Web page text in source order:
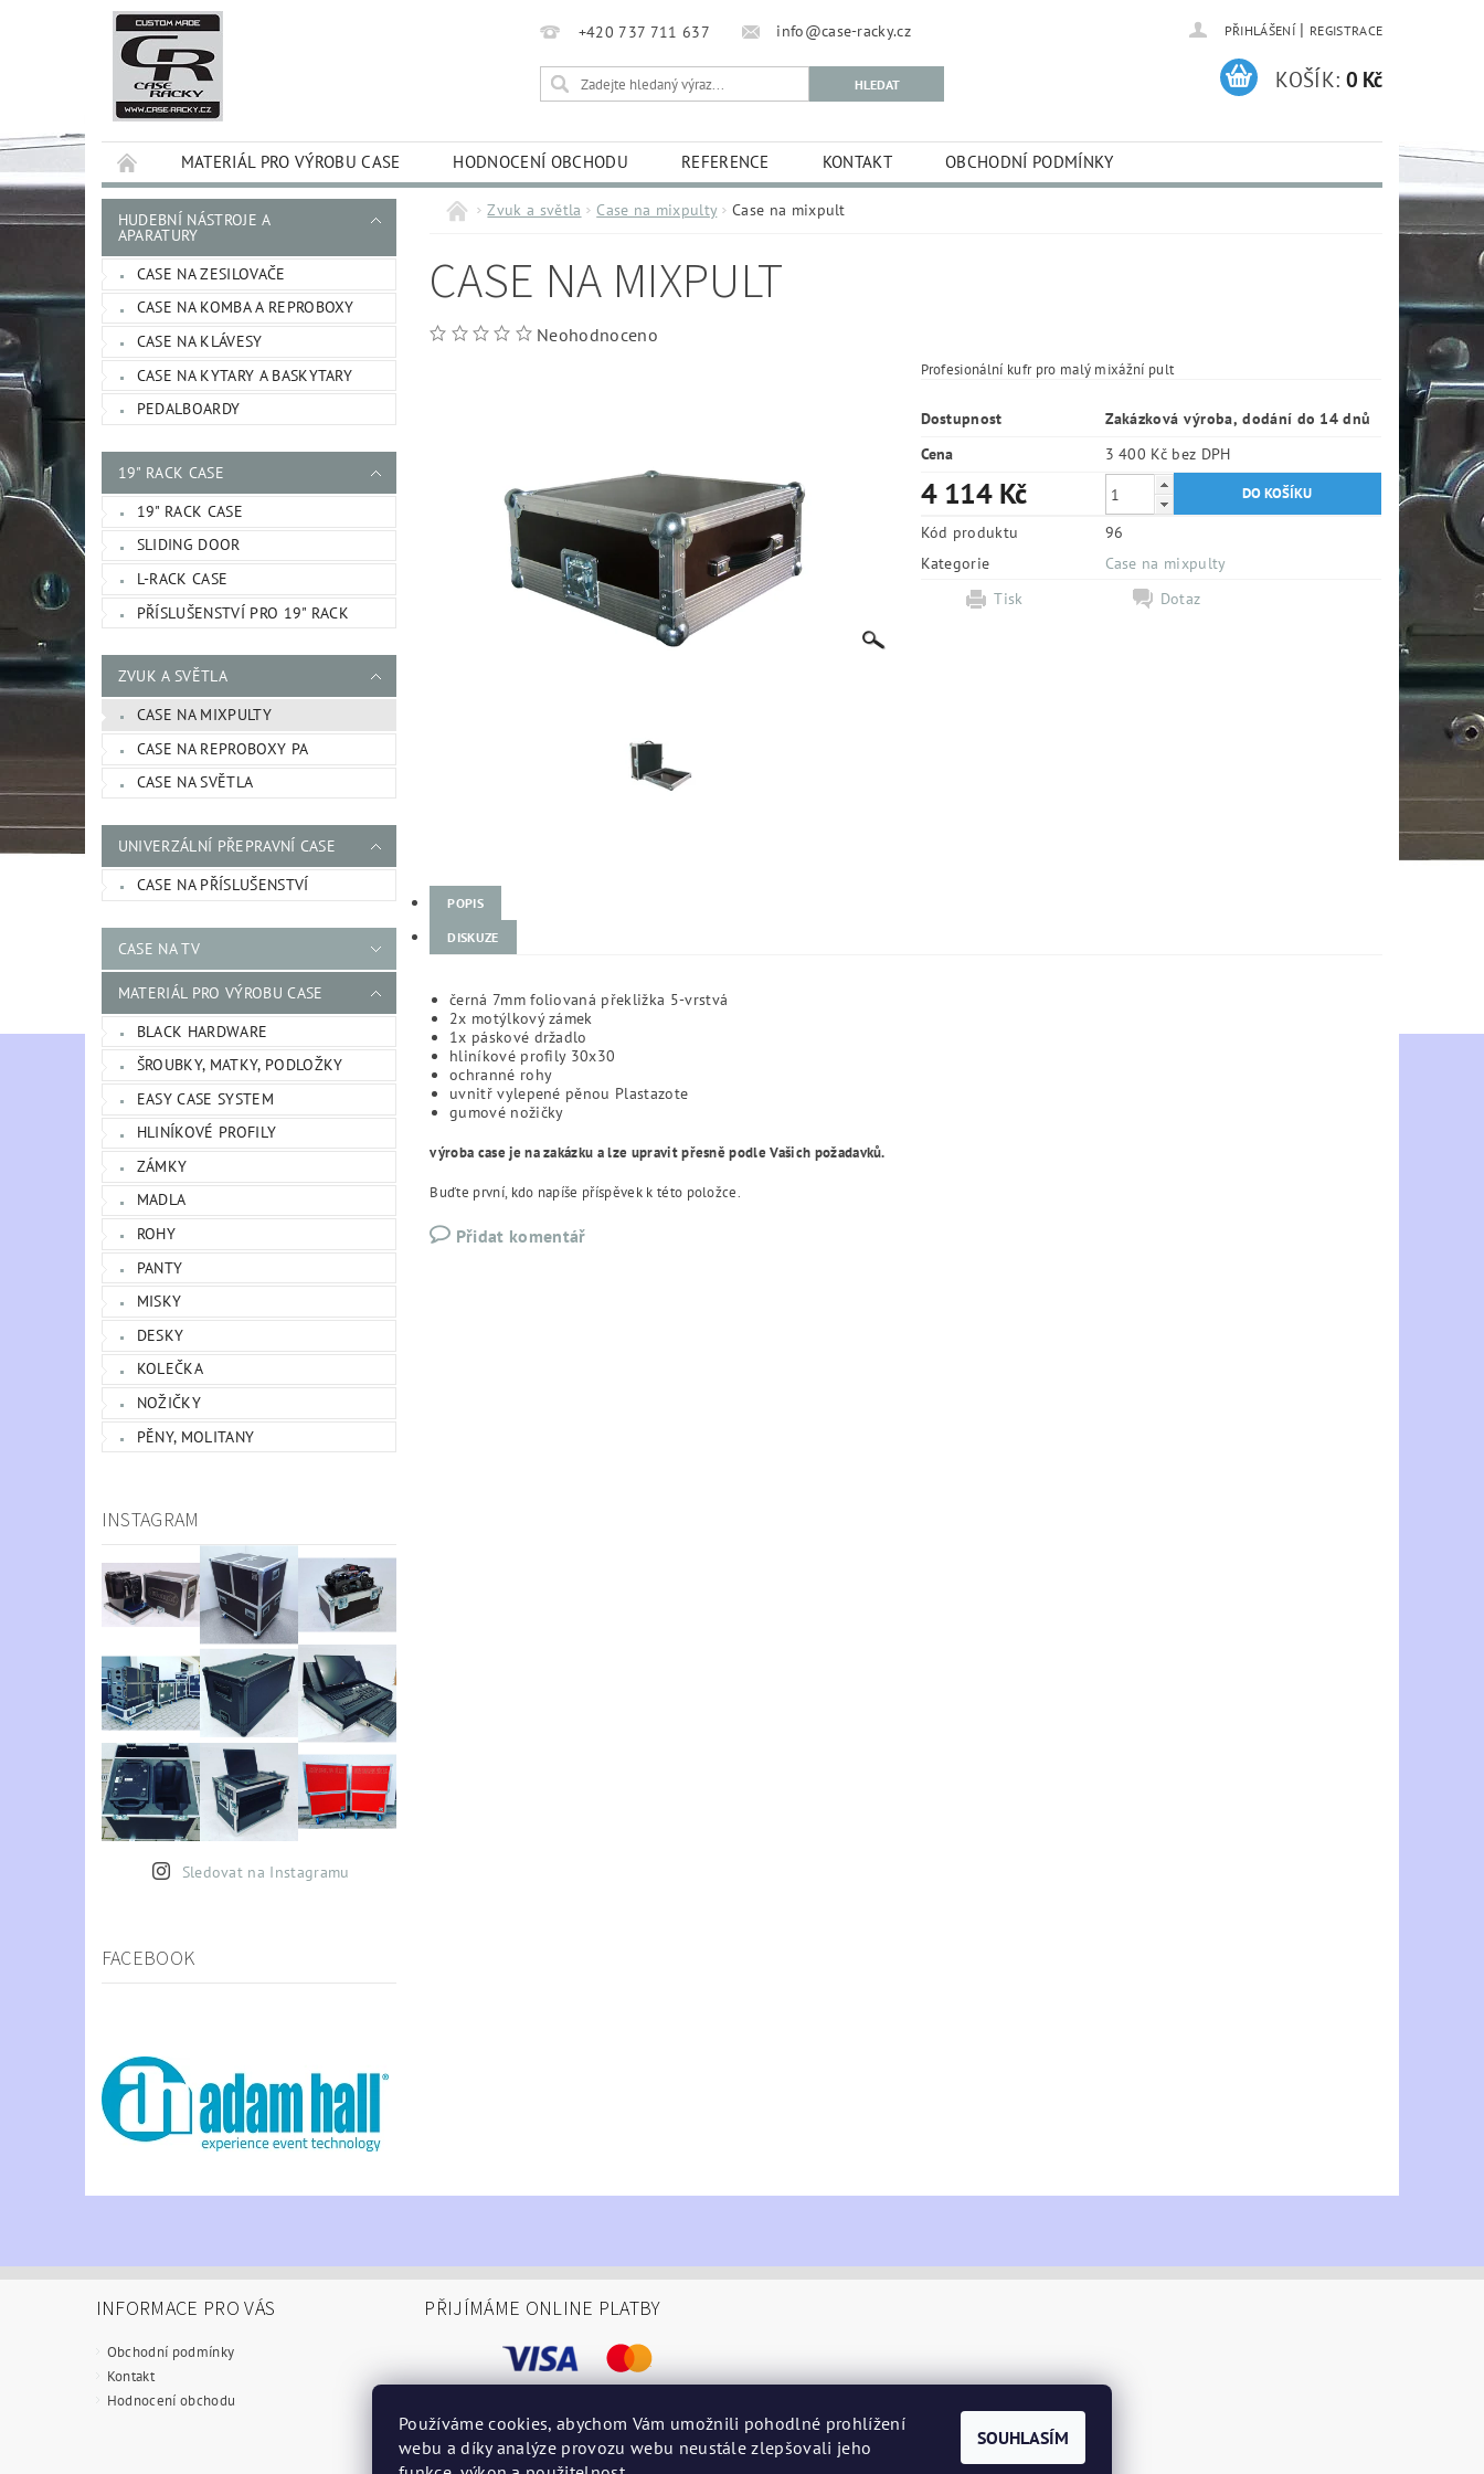
+420 737 711 637 info@case-racky.cz PŘIHLÁŠENÍ | REGISTRACE
KOŠÍK: 0 Kč
MATERIÁL PRO VÝROBU CASE HODNOCENÍ OBCHODU REFERENCE KONTAKT OBCHODNÍ PODMÍNKY
HUDEBNÍ NÁSTROJE A
APARATURY
CASE NA ZESILOVAČE
CASE NA KOMBA A REPROBOXY
CASE NA KLÁVESY
CASE NA KYTARY A BASKYTARY
PEDALBOARDY
19" RACK CASE
19" RACK CASE
SLIDING DOOR
L-RACK CASE
PŘÍSLUŠENSTVÍ PRO 19" RACK
ZVUK A SVĚTLA
CASE NA MIXPULTY
CASE NA REPROBOXY PA
CASE NA SVĚTLA
UNIVERZÁLNÍ PŘEPRAVNÍ CASE
CASE NA PŘÍSLUŠENSTVÍ
CASE NA TV
MATERIÁL PRO VÝROBU CASE
BLACK HARDWARE
ŠROUBKY, MATKY, PODLOŽKY
EASY CASE SYSTEM
HLINÍKOVÉ PROFILY
ZÁMKY
MADLA
ROHY
PANTY
MISKY
DESKY
KOLEČKA
NOŽIČKY
PĚNY, MOLITANY
INSTAGRAM
Sledovat na Instagramu
FACEBOOK
Zvuk a světla Case na mixpulty Case na mixpult
CASE NA MIXPULT
Neohodnoceno
Profesionální kufr pro malý mixážní pult
Dostupnost
Zakázková výroba, dodání do 14 dnů
Cena
3 400 Kč bez DPH
4 114 Kč
Kód produktu
96
Kategorie
Case na mixpulty
Tisk
Dotaz
POPIS
DISKUZE
černá 7mm foliovaná překližka 5-vrstvá
2x motýlkový zámek
1x páskové držadlo
hliníkové profily 30x30
ochranné rohy
uvnitř vylepené pěnou Plastazote
gumové nožičky
výroba case je na zakázku a lze upravit přesně podle Vašich požadavků.
Buďte první, kdo napíše příspěvek k této položce.
Přidat komentář
INFORMACE PRO VÁS
Obchodní podmínky
Kontakt
Hodnocení obchodu
PŘIJÍMÁME ONLINE PLATBY
podminky
Používáme cookies, abychom Vám umožnili pohodlné prohlížení
webu a díky analýze provozu webu neustále zlepšovali jeho
SOUHLASÍM